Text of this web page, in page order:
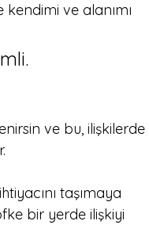
ve alanımı
ve bu, ilişkilerde
taşımaya
bir yerde ilişkiyi